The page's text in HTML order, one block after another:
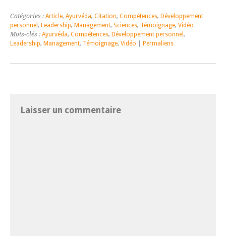
Catégories : Article, Ayurvéda, Citation, Compétences, Développement
personnel , Leadership, Management, Sciences, Témoignage, Vidéo
Mots-clés : Ayurvéda, Compétences, Développement personnel ,
Leadership, Management, Témoignage, Vidéo Permaliens
Laisser un commentaire